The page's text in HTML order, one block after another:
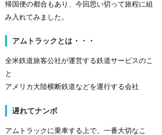
帰国便の都合もあり、今回思い切って旅程に組
み入れてみました。
アムトラックとは・・・
全米鉄道旅客公社が運営する鉄道サービスのこ
と
アメリカ大陸横断鉄道などを運行する会社
遅れてナンボ
アムトラックに乗車する上で、一番大切なこ